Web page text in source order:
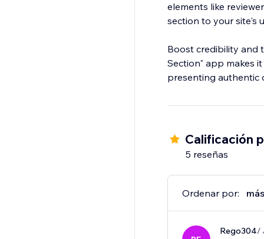
elements like
section to your site's
Boost credibility and
Section" app makes
presenting authentic
Calificación
5 reseñas
Ordenar por:
Rego304/